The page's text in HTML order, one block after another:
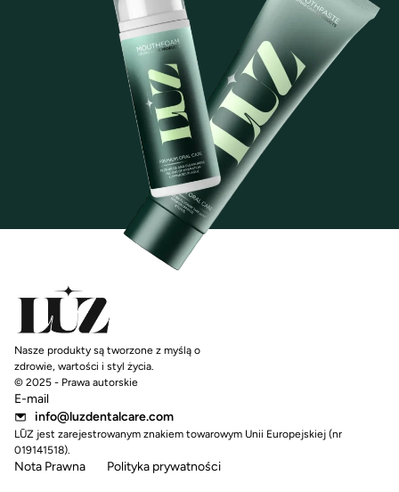
E-mail
info@luzdentalcare.com
LŪZ jest zarejestrowanym znakiem towarowym Unii Europejskiej (nr
019141518).
Nota Prawna Polityka prywatności
Nasze produkty są tworzone z myślą o
zdrowie, wartości i styl życia.
© 2025 - Prawa autorskie